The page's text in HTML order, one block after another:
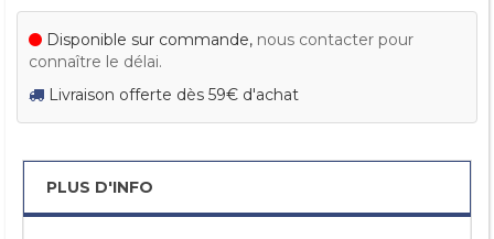
Disponible sur commande, nous contacter pour
connaître le délai.
Livraison offerte dès 59€ d'achat
PLUS D'INFO